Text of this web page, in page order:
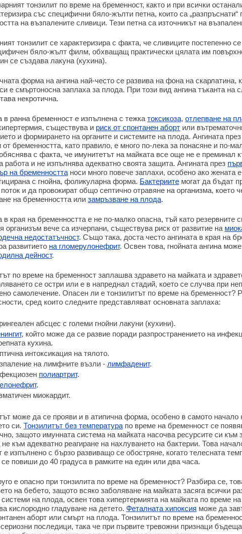
тонзилит по време на бременност, както и при всички
със специфични бяло-жълти петна, които са „разпръснати“
на възпалените сливици. Тези петна са източникът на
тонзилит се характеризира с факта, че сливиците постепенно
бяло-жълт филм, обхващащ практически цялата им
се създава лакуна (кухина).
форма на ангина най-често се развива на фона на скарлатина,
е смъртоносна заплаха за плода. При този вид ангина тъканта на
некротична.
в ранна бременност е изпълнена с тежка токсикоза, отлепване на
съществува и риск от спонтанен аборт или
и формирането на органите и системите на плода. Ангината
бременността, като правило, е много по-лека за понасяне и по-
с факта, че имунитетът на майката все още не е преминал
работа и не изпълнява адекватно своята защита. Ангината през
на бременността носи много повече заплахи, особено ако жената е
с гнойна, фоликуларна форма. Бактериите могат да бъдат
и да провокират общо септично отравяне на организма, което
на бременността или замръзване на плода.
в края на бременността е не по-малко опасна, тъй като резервните
организъм вече са изчерпани, съществува риск от развитие на
недостатъчност. Също така, доста често ангината в края на
развитието на гломерулонефрит. Освен това, гнойната ангина
дейност.
по време на бременност заплашва здравето на майката и
се остри или е в напреднал стадий, което се случва при
самолечение. Опасен ли е тонзилитът по време на бременност?
сред които следните представляват основната заплаха:
абсцес с големи гнойни лакуни (кухини).
, който може да се развие поради разпространението на
кухина.
интоксикация на тялото.
на лимфните възли - лимфаденит.
полиартрит.
.
миокардит.
може да се прояви и в атипична форма, особено в самото начало
си. Тонзилитът без температура по време на бременност се
защото имунната система на майката насочва ресурсите си към
към адекватно реагиране на нахлуването на бактерии. Това
е изпълнено с бързо развиващо се обостряне, когато телесната
повиши до 40 градуса в рамките на един или два часа.
е опасно при тонзилита по време на бременност? Разбира се,
на бебето, защото всяко заболяване на майката засяга всички
системи на плода, освен това хипертермията на майката по време
кислородно гладуване на детето. Феталната хипоксия може да
аборт или смърт на плода. Тонзилитът по време на
последици, така че при първите тревожни признаци